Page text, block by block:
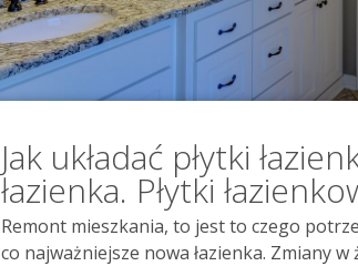
Jak układać płytki
łazienka. Płytki
Remont mieszkania, to jest to czego
co najważniejsze nowa łazienka. Zmiany